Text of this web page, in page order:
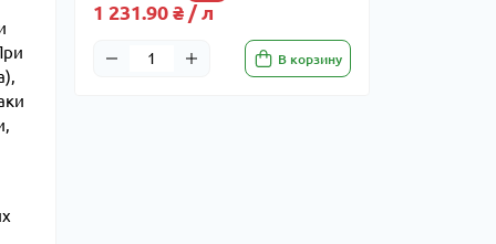
1 231.90 ₴ / л
В корзину